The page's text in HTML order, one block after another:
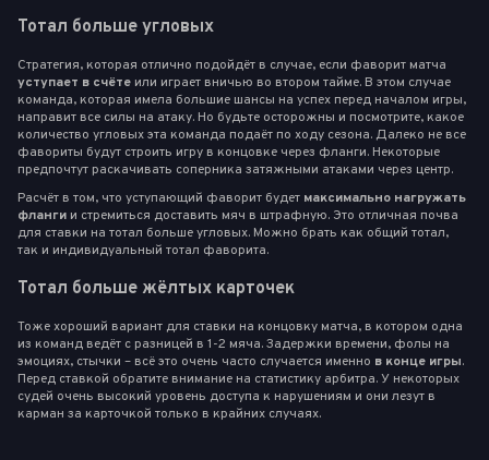
Тотал больше угловых
Стратегия, которая отлично подойдёт в случае, если фаворит матча
уступает в счёте или играет вничью во втором тайме. В этом случае
команда, которая имела большие шансы на успех перед началом игры,
направит все силы на атаку. Но будьте осторожны и посмотрите, какое
количество угловых эта команда подаёт по ходу сезона. Далеко не все
фавориты будут строить игру в концовке через фланги. Некоторые
предпочтут раскачивать соперника затяжными атаками через центр.
Расчёт в том, что уступающий фаворит будет максимально нагружать
фланги и стремиться доставить мяч в штрафную. Это отличная почва
для ставки на тотал больше угловых. Можно брать как общий тотал,
так и индивидуальный тотал фаворита.
Тотал больше жёлтых карточек
Тоже хороший вариант для ставки на концовку матча, в котором одна
из команд ведёт с разницей в 1-2 мяча. Задержки времени, фолы на
эмоциях, стычки – всё это очень часто случается именно в конце игры.
Перед ставкой обратите внимание на статистику арбитра. У некоторых
судей очень высокий уровень доступа к нарушениям и они лезут в
карман за карточкой только в крайних случаях.